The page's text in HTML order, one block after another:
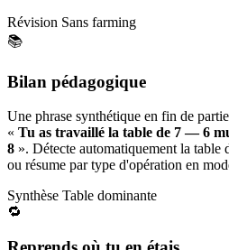
Révision Sans farming
📚
Bilan pédagogique
Une phrase synthétique en fin de
« Tu as travaillé la table de 7 — 6
8 ». Détecte automatiquement la
ou résume par type d'opération en
Synthèse Table dominante
🔁